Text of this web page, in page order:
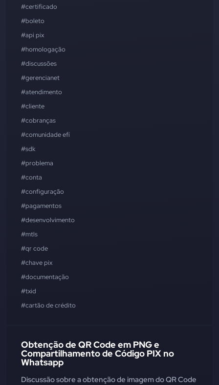
#certificado
#boleto
#api pix
#homologação
#discussões
#gerencianet
#atendimento
#cliente
#cobranças
#comunidade efí
#sdk
#problema
#conta
#configuração
#pagamentos
#desenvolvimento
#mtls
#qr code
#chave pix
#documentação
#txid
#cartão de crédito
Obtenção de QR Code em PNG e
Compartilhamento de Código PIX no
Whatsapp
Discussão sobre a obtenção de imagem do QR Code